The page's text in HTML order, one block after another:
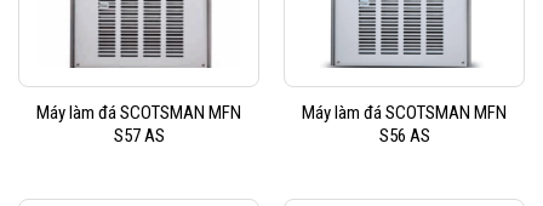
Máy làm đá SCOTSMAN MFN
S57 AS
Máy làm đá SCOTSMAN MFN
S56 AS